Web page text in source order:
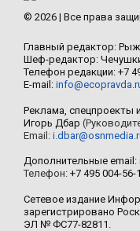
© 2026 | Все права
Главный редактор:
Шеф-редактор:
Телефон редакции: +7
E-mail:
Реклама, спецпроекты
Игорь Дбар
Email:
Дополнительные email:
Телефон: +7 495 004-56-
Сетевое издание
зарегистрировано
ЭЛ № ФС77-82811.